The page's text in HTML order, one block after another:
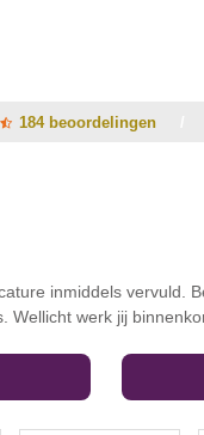
184 beoordelingen
inmiddels vervuld.
Wellicht werk jij